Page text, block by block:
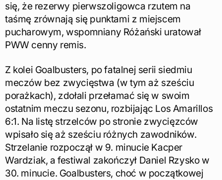
się, że rezerwy pierwszoligowca rzutem na
taśmę zrównają się punktami z miejscem
pucharowym, wspomniany Różański uratował
PWW cenny remis.
Z kolei Goalbusters, po fatalnej serii siedmiu
meczów bez zwycięstwa (w tym aż sześciu
porażkach), zdołali przełamać się w swoim
ostatnim meczu sezonu, rozbijając Los Amarillos
6:1. Na listę strzelców po stronie zwycięzców
wpisało się aż sześciu różnych zawodników.
Strzelanie rozpoczął w 9. minucie Kacper
Wardziak, a festiwal zakończył Daniel Rzysko w
30. minucie. Goalbusters, choć w początkowej